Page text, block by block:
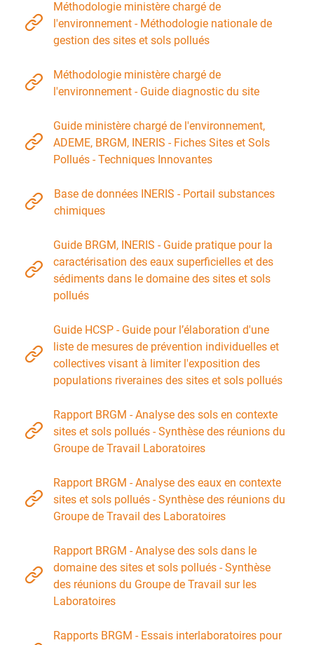
Méthodologie ministère chargé de
l'environnement - Méthodologie nationale de
gestion des sites et sols pollués
Méthodologie ministère chargé de
l'environnement - Guide diagnostic du site
Guide ministère chargé de l'environnement,
ADEME, BRGM, INERIS - Fiches Sites et Sols
Pollués - Techniques Innovantes
Base de données INERIS - Portail substances
chimiques
Guide BRGM, INERIS - Guide pratique pour la
caractérisation des eaux superficielles et des
sédiments dans le domaine des sites et sols
pollués
Guide HCSP - Guide pour l’élaboration d'une
liste de mesures de prévention individuelles et
collectives visant à limiter l'exposition des
populations riveraines des sites et sols pollués
Rapport BRGM - Analyse des sols en contexte
sites et sols pollués - Synthèse des réunions du
Groupe de Travail Laboratoires
Rapport BRGM - Analyse des eaux en contexte
sites et sols pollués - Synthèse des réunions du
Groupe de Travail des Laboratoires
Rapport BRGM - Analyse des sols dans le
domaine des sites et sols pollués - Synthèse
des réunions du Groupe de Travail sur les
Laboratoires
Rapports BRGM - Essais interlaboratoires pour